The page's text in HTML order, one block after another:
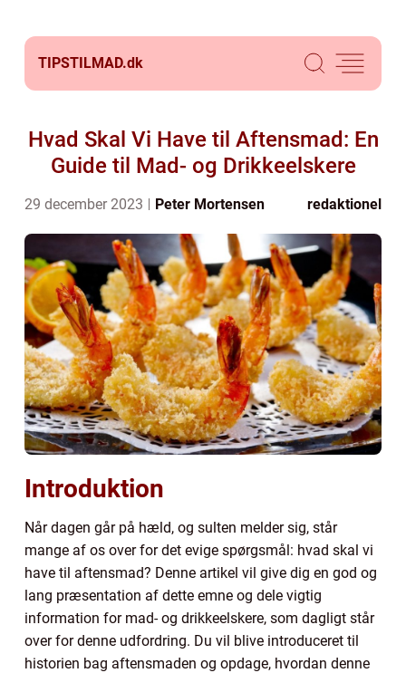
TIPSTILMAD.dk
Hvad Skal Vi Have til Aftensmad: En
Guide til Mad- og Drikkeelskere
29 december 2023 Peter Mortensen redaktionel
Introduktion
Når dagen går på hæld, og sulten melder sig, står
mange af os over for det evige spørgsmål: hvad skal vi
have til aftensmad? Denne artikel vil give dig en god og
lang præsentation af dette emne og dele vigtig
information for mad- og drikkeelskere, som dagligt står
over for denne udfordring. Du vil blive introduceret til
historien bag aftensmaden og opdage, hvordan denne